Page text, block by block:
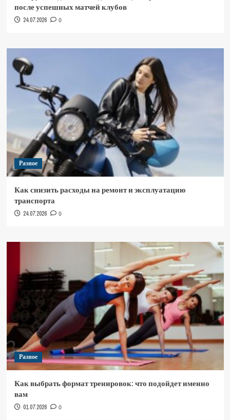
после успешных матчей клубов
24.07.2026 0
Разное
Как снизить расходы на ремонт и эксплуатацию
транспорта
24.07.2026 0
Разное
Как выбрать формат тренировок: что подойдет именно
вам
01.07.2026 0